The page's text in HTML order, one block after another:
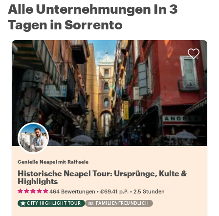
Alle Unternehmungen In 3
Tagen in Sorrento
Genieße Neapel mit Raffaele
Historische Neapel Tour: Ursprünge, Kulte &
Highlights
464 Bewertungen • €69.41 p.P. • 2.5 Stunden
CITY HIGHLIGHT TOUR FAMILIENFREUNDLICH